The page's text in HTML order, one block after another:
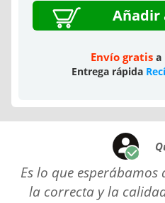
Añadir
Envío gratis a
Entrega rápida
Es lo que
la correcta y la